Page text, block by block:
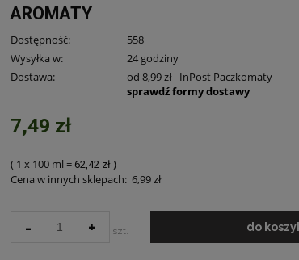
AROMATY
Dostępność:
558
Wysyłka w:
24 godziny
Dostawa:
od 8,99 zł- InPost Paczkomaty
sprawdź formy dostawy
7,49 zł
( 1 x 100 ml = 62,42 zł )
Cena w innych sklepach: 6,99 zł
- + szt. do